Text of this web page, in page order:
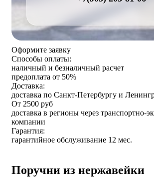
Способы оплаты:
наличный и безналичный расчет
предоплата от 50%
Доставка:
доставка по Санкт-Петербургу и
От 2500 руб
доставка в регионы через транспортно-
компании
Гарантия:
гарантийное обслуживание 12 мес.
Оформите заявку
Поручни из нержавейки